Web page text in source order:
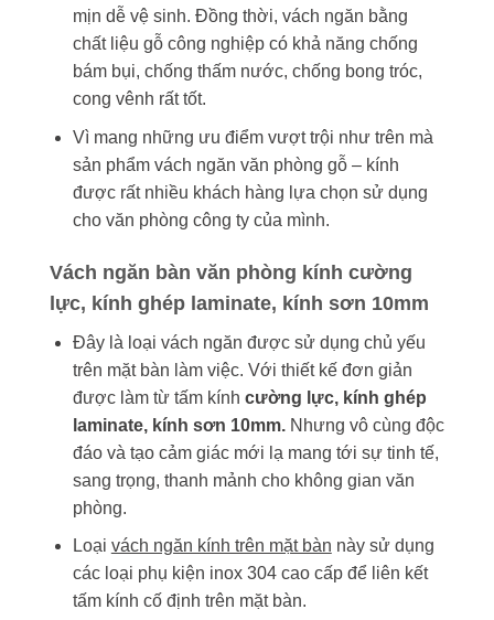
mịn dễ vệ sinh. Đồng thời, vách ngăn bằng
chất liệu gỗ công nghiệp có khả năng chống
bám bụi, chống thấm nước, chống bong tróc,
cong vênh rất tốt.
Vì mang những ưu điểm vượt trội như trên mà
sản phẩm vách ngăn văn phòng gỗ – kính
được rất nhiều khách hàng lựa chọn sử dụng
cho văn phòng công ty của mình.
Vách ngăn bàn văn phòng kính cường
lực, kính ghép laminate, kính sơn 10mm
Đây là loại vách ngăn được sử dụng chủ yếu
trên mặt bàn làm việc. Với thiết kế đơn giản
được làm từ tấm kính cường lực, kính ghép
laminate, kính sơn 10mm.Nhưng vô cùng độc
đáo và tạo cảm giác mới lạ mang tới sự tinh tế,
sang trọng, thanh mảnh cho không gian văn
phòng.
Loại vách ngăn kính trên mặt bàn này sử dụng
các loại phụ kiện inox 304 cao cấp để liên kết
tấm kính cố định trên mặt bàn.